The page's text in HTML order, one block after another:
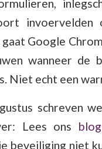
invoervelden
Google
wanneer de
Niet echt een
schreven
Lees ons
beveiliging niet